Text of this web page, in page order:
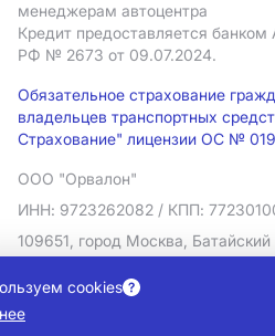
менеджерам автоцентра
Кредит предоставляется банком
РФ № 2673 от 09.07.2024.
Обязательное страхование
владельцев транспортных
Страхование" лицензии ОС №
ООО "Орвалон"
ИНН: 9723262082 / КПП:
109651, город Москва,
Политика в отношении
Согласие на рекламную рассылку
Правовая информация
cookies